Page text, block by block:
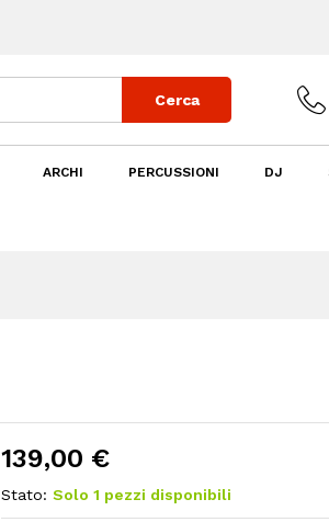
Cerca
ARCHI PERCUSSIONI DJ
139,00 €
Stato: Solo 1 pezzi disponibili